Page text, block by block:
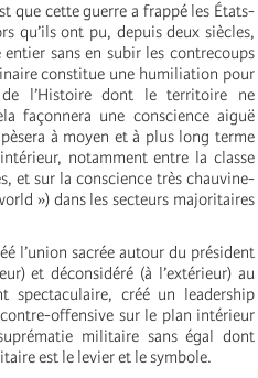
que cette guerre a frappé les États-
qu’ils ont pu, depuis deux siècles,
sans en subir les contrecoups
constitue une humiliation pour
l’Histoire dont le territoire ne
façonnera une conscience aiguë
à moyen et à plus long terme
notamment entre la classe
et sur la conscience très chauvine-
») dans les secteurs majoritaires
l’union sacrée autour du président
et déconsidéré (à l’extérieur) au
spectaculaire, créé un leadership
offensive sur le plan intérieur
militaire sans égal dont
est le levier et le symbole.